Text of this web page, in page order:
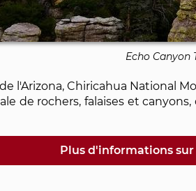
Echo Canyon
l'Arizona, Chiricahua National
de rochers, falaises et
Plus d'informations